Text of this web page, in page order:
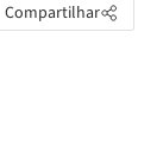
Compartilhar